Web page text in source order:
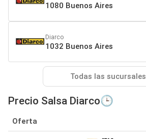
1080 Buenos Aires
Diarco
1032 Buenos Aires
Todas las sucursales
Precio Salsa Diarco🕒
Oferta